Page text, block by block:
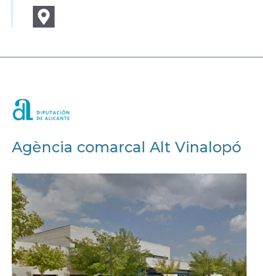
Agència comarcal Alt Vinalopó